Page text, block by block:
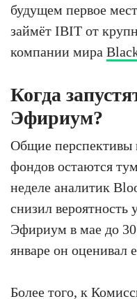
будущем первое
займёт IBIT от
компании мира
Когда
Эфириум?
Общие перспективы
фондов остаются
неделе аналитик
снизил вероятность
Эфириум в мае до
январе он оценивал
Более того, к